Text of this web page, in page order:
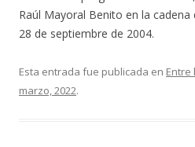
Raúl Mayoral Benito en la
28 de septiembre de 2004.
Esta entrada fue publicada en Entre
marzo, 2022.